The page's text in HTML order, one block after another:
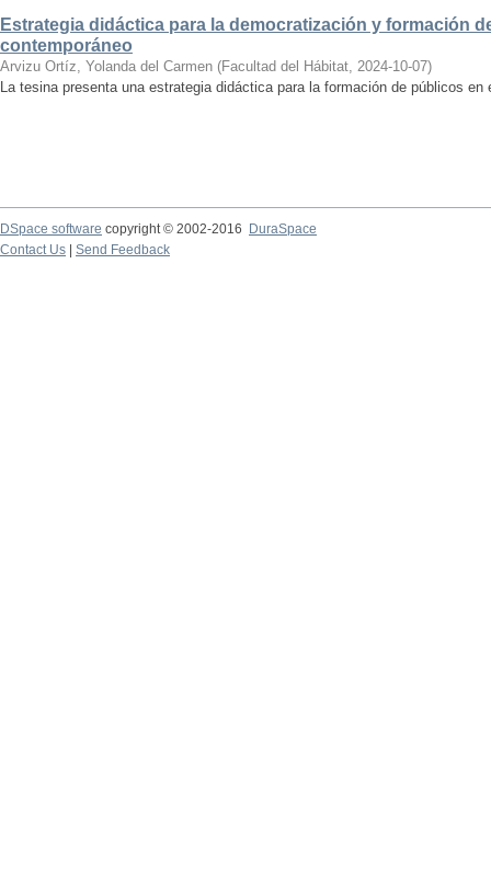
Estrategia didáctica para la democratización y formación
contemporáneo
Arvizu Ortíz, Yolanda del Carmen (Facultad del Hábitat, 2024-10-07)
La tesina presenta una estrategia didáctica para la formación de públicos en
DSpace software copyright © 2002-2016
DuraSpace
Contact Us
Send Feedback